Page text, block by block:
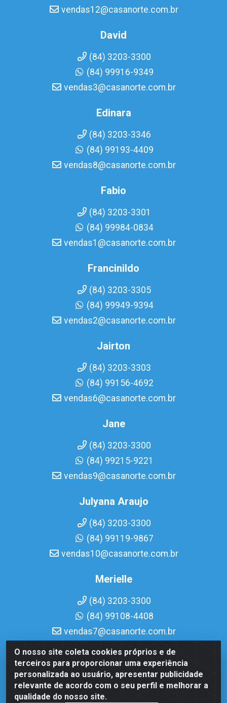
O nosso site coleta cookies próprios e de
terceiros para proporcionar uma experiência
personalizada ao usuário, apresentar publicidade
relevante de acordo com o seu perfil e melhorar a
qualidade do nosso site.
vendas12@casanorte.com.br
David
(84) 3203-3300
(84) 99916-9349
vendas3@casanorte.com.br
Edinara
(84) 3203-3346
(84) 99193-4409
vendas8@casanorte.com.br
Fabio
(84) 3203-3301
(84) 99984-0834
vendas1@casanorte.com.br
Francinildo
(84) 3203-3305
(84) 99949-9394
vendas2@casanorte.com.br
Jairton
(84) 3203-3303
(84) 99156-4692
vendas6@casanorte.com.br
Jane
(84) 3203-3300
(84) 99215-9221
vendas9@casanorte.com.br
Julyana Araujo
(84) 3203-3300
(84) 99119-9867
vendas10@casanorte.com.br
Merielle
(84) 3203-3300
(84) 99108-4408
vendas7@casanorte.com.br
Casa Norte LTDA - Av. Interventor Mário Câmara, 1815 -
Dix-Sept Rosado, Natal/RN - CEP 59054-600 - CNPJ
08.713.513/0001-51